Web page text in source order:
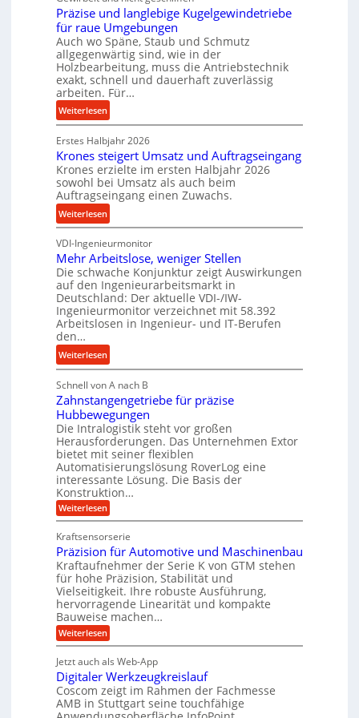
a
n
c
e
b
e
i
m
ü
c
k
p
r
o
z
e
s
s
g
e
l
g
e
w
i
n
e
r
i
e
b
u
n
d
H
y
d
a
u
k
m
V
e
r
g
l
h
Präzise und langlebige Kugelgewindetriebe
für raue Umgebungen
Auch wo Späne, Staub und Schmutz
allgegenwärtig sind, wie in der
Holzbearbeitung, muss die Antriebstechnik
exakt, schnell und dauerhaft zuverlässig
arbeiten. Für…
Weiterlesen:
P
r
ä
z
i
s
e
u
n
d
l
a
n
g
e
b
i
g
e
K
u
g
e
l
g
e
w
n
d
e
t
r
i
e
b
e
f
Erstes Halbjahr 2026
Krones steigert Umsatz und Auftragseingang
Krones erzielte im ersten Halbjahr 2026
sowohl bei Umsatz als auch beim
Auftragseingang einen Zuwachs.
Weiterlesen:
K
r
o
n
e
s
s
e
i
g
r
t
U
m
s
a
t
z
n
d
A
u
f
t
r
g
s
e
i
VDI-Ingenieurmonitor
Mehr Arbeitslose, weniger Stellen
Die schwache Konjunktur zeigt Auswirkungen
auf den Ingenieurarbeitsmarkt in
Deutschland: Der aktuelle VDI-/IW-
Ingenieurmonitor verzeichnet mit 58.392
Arbeitslosen in Ingenieur- und IT-Berufen
den…
Weiterlesen:
M
e
h
r
A
r
b
e
i
t
s
l
o
s
e
,
w
e
n
i
g
e
r
Schnell von A nach B
Zahnstangengetriebe für präzise
Hubbewegungen
Die Intralogistik steht vor großen
Herausforderungen. Das Unternehmen Extor
bietet mit seiner flexiblen
Automatisierungslösung RoverLog eine
interessante Lösung. Die Basis der
Konstruktion…
Weiterlesen:
Z
h
n
s
t
a
n
g
e
n
g
t
r
i
e
b
Kraftsensorserie
Präzision für Automotive und Maschinenbau
Kraftaufnehmer der Serie K von GTM stehen
für hohe Präzision, Stabilität und
Vielseitigkeit. Ihre robuste Ausführung,
hervorragende Linearität und kompakte
Bauweise machen…
Weiterlesen:
P
ä
z
i
s
i
Jetzt auch als Web-App
Digitaler Werkzeugkreislauf
Coscom zeigt im Rahmen der Fachmesse
AMB in Stuttgart seine touchfähige